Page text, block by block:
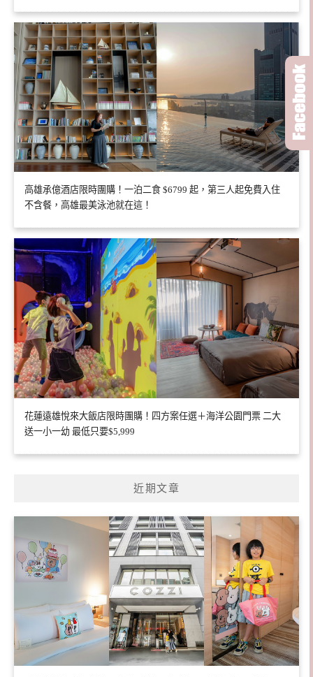
高雄承億酒店限時團購！一泊二食 $6799 起，第三人起免費入住
不含餐，高雄最美泳池就在這！
花蓮遠雄悅來大飯店限時團購！四方案任選＋海洋公園門票 二大
送一小一幼 最低只要$5,999
近期文章